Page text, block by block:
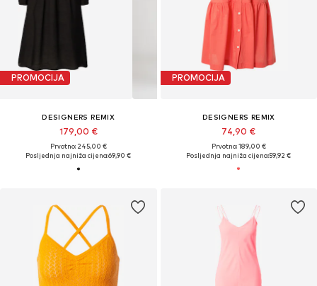
PROMOCIJA
DESIGNERS REMIX
179,00 €
Prvotno: 245,00 €
Posljednja najniža cijena:69,90 €
PROMOCIJA
DESIGNERS REMIX
74,90 €
Prvotno: 189,00 €
Posljednja najniža cijena:59,92 €